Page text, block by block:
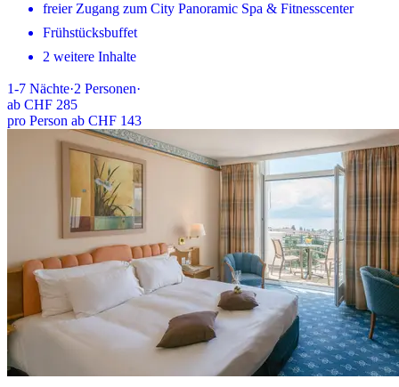
freier Zugang zum City Panoramic Spa & Fitnesscenter
Frühstücksbuffet
2 weitere Inhalte
1-7 Nächte·2 Personen·
ab CHF 285
pro Person ab CHF 143